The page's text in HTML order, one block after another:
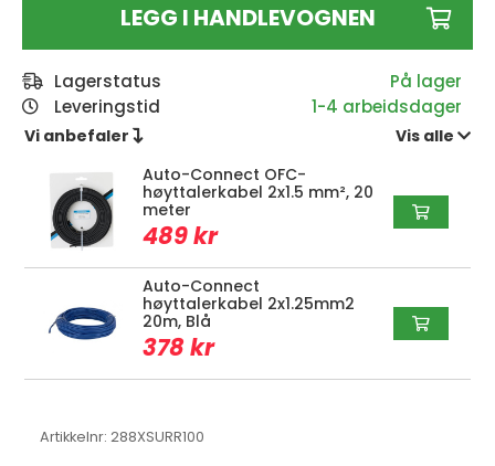
LEGG I HANDLEVOGNEN
Lagerstatus
Leveringstid
1-4 arbeidsdager
Vi anbefaler 
Vis alle 
Auto-Connect OFC-
høyttalerkabel 2x1.5 mm², 20
meter
489 kr
Auto-Connect
høyttalerkabel 2x1.25mm2
20m, Blå
378 kr
Artikkelnr: 288XSURR100